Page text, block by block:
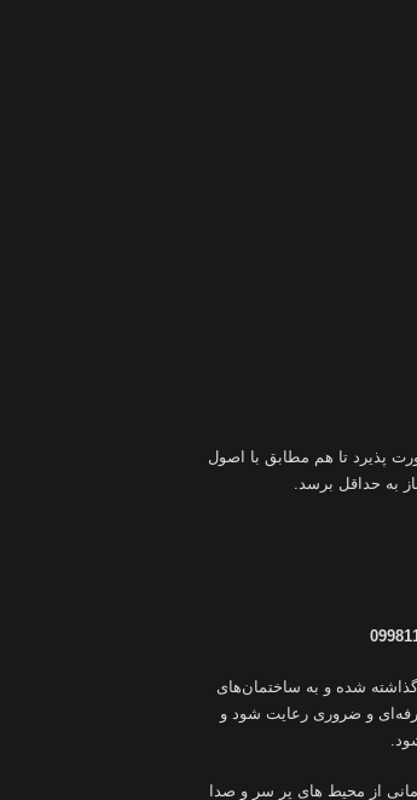
پذیرد تا هم مطابق با اصول
به حداقل برسد.
شده و به ساختمان‌های
و ضروری رعایت شود و
زمانی از محیط های پر سر و صدا